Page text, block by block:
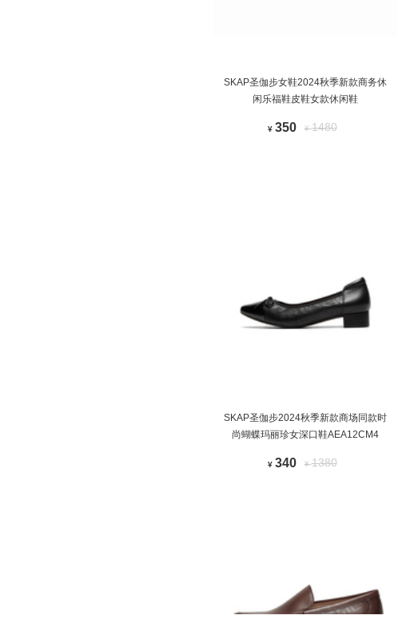
SKAP圣伽步女鞋2024秋季新款商务休
闲乐福鞋皮鞋女款休闲鞋
¥ 350 ¥1480
SKAP圣伽步2024秋季新款商场同款时
尚蝴蝶玛丽珍女深口鞋AEA12CM4
¥ 340 ¥1380